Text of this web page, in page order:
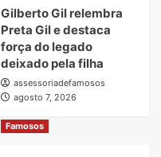
Gilberto Gil relembra
Preta Gil e destaca
força do legado
deixado pela filha
assessoriadefamosos
agosto 7, 2026
Famosos